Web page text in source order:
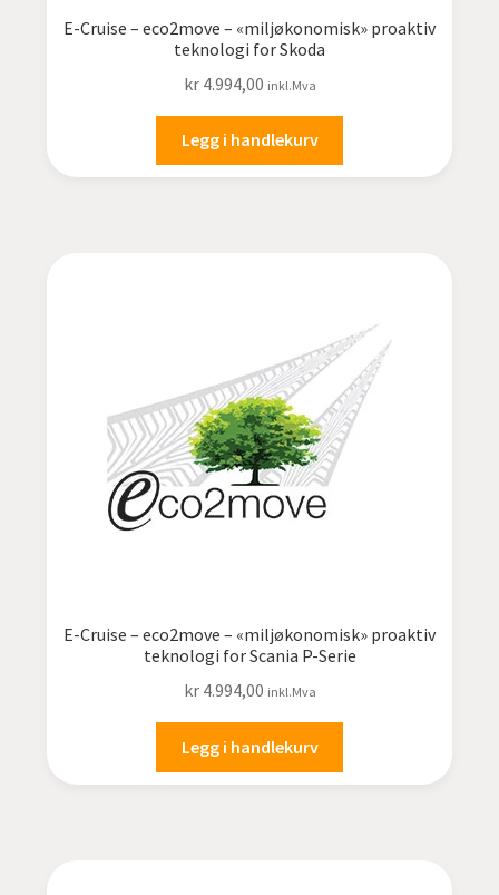
E-Cruise – eco2move – «miljøkonomisk» proaktiv
teknologi for Skoda
kr4.994,00 inkl.Mva
Legg i handlekurv
E-Cruise – eco2move – «miljøkonomisk» proaktiv
teknologi for Scania P-Serie
kr4.994,00 inkl.Mva
Legg i handlekurv